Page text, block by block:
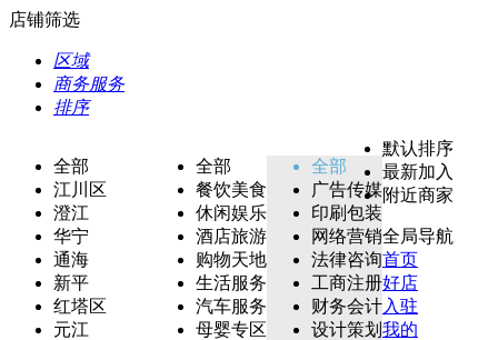
店铺筛选
区域
商务服务
排序
全部
江川区
澄江
华宁
通海
新平
红塔区
元江
全部
餐饮美食
休闲娱乐
酒店旅游
购物天地
生活服务
汽车服务
母婴专区
全部
广告传媒
印刷包装
网络营销
法律咨询
工商注册
财务会计
设计策划
默认排序
最新加入
附近商家
全局导航
首页
好店
入驻
我的